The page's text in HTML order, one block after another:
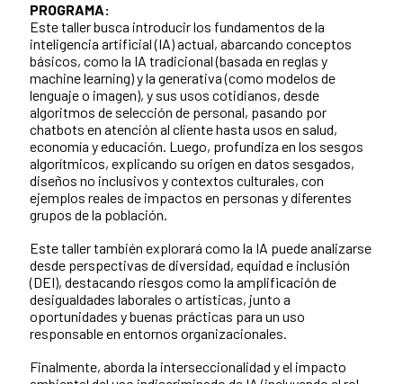
PROGRAMA:
Este taller busca introducir los fundamentos de la
inteligencia artificial (IA) actual, abarcando conceptos
básicos, como la IA tradicional (basada en reglas y
machine learning) y la generativa (como modelos de
lenguaje o imagen), y sus usos cotidianos, desde
algoritmos de selección de personal, pasando por
chatbots en atención al cliente hasta usos en salud,
economía y educación. Luego, profundiza en los sesgos
algorítmicos, explicando su origen en datos sesgados,
diseños no inclusivos y contextos culturales, con
ejemplos reales de impactos en personas y diferentes
grupos de la población.
Este taller también explorará como la IA puede analizarse
desde perspectivas de diversidad, equidad e inclusión
(DEI), destacando riesgos como la amplificación de
desigualdades laborales o artísticas, junto a
oportunidades y buenas prácticas para un uso
responsable en entornos organizacionales.
Finalmente, aborda la interseccionalidad y el impacto